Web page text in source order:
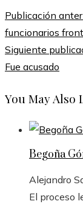
Publicación
funcionarios
Siguiente
Fue acusado
You May Also
Begoña
Alejandro
El proceso